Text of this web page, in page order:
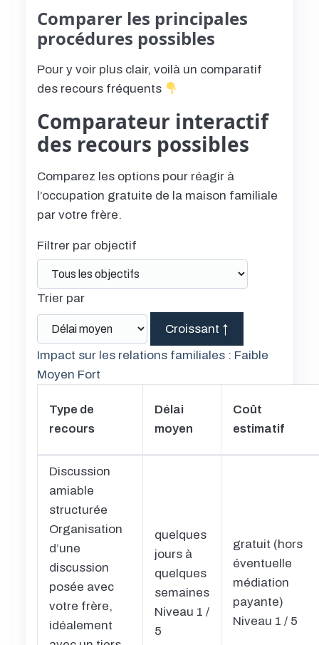
Comparer les principales
procédures possibles
Pour y voir plus clair, voilà un comparatif
des recours fréquents
Comparateur interactif
des recours possibles
Comparez les options pour réagir à
l’occupation gratuite de la maison familiale
par votre frère.
Filtrer par objectif
Trier par
Croissant ↑
Impact sur les relations familiales : Faible
Moyen Fort
Type de
recours
Délai
moyen
Coût
estimatif
Discussion
amiable
structurée
Organisation
d’une
discussion
posée avec
votre frère,
idéalement
quelques
jours à
quelques
semaines
Niveau 1 /
5
gratuit (hors
éventuelle
médiation
payante)
Niveau 1 / 5